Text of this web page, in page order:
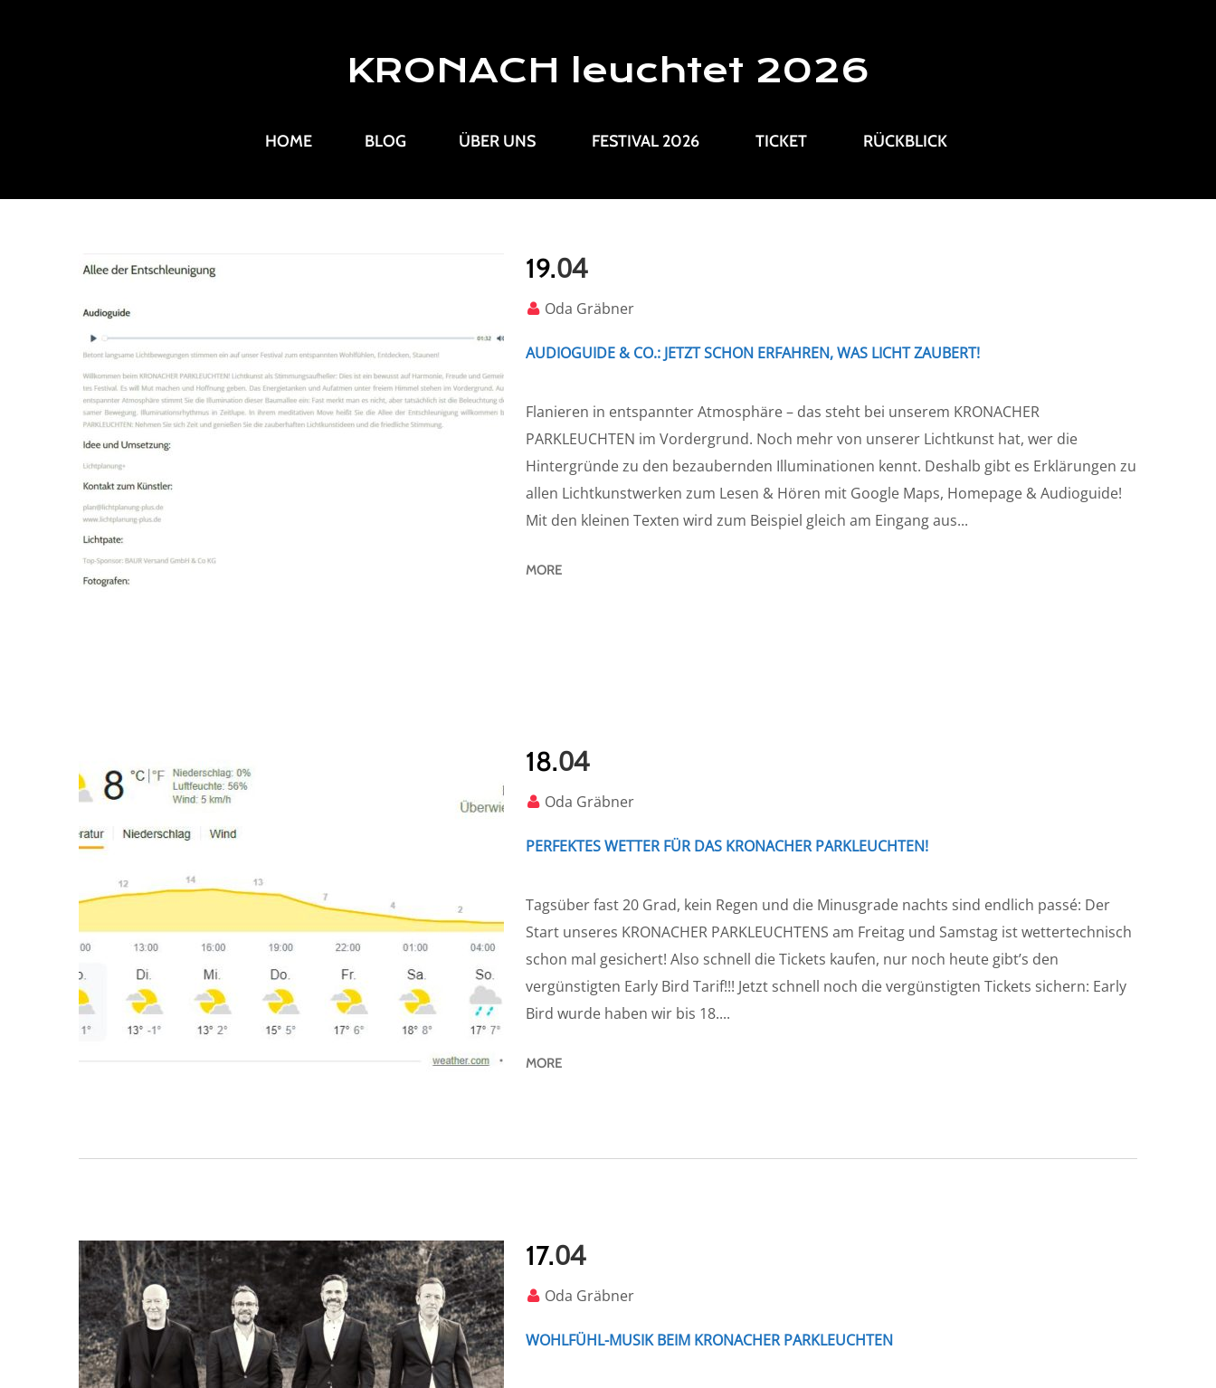
KRONACH leuchtet 2026
HOME BLOG ÜBER UNS FESTIVAL 2026 TICKET RÜCKBLICK
19.04
Oda Gräbner
AUDIOGUIDE & CO.: JETZT SCHON ERFAHREN, WAS LICHT ZAUBERT!
Flanieren in entspannter Atmosphäre – das steht bei unserem KRONACHER
PARKLEUCHTEN im Vordergrund. Noch mehr von unserer Lichtkunst hat, wer die
Hintergründe zu den bezaubernden Illuminationen kennt. Deshalb gibt es Erklärungen zu
allen Lichtkunstwerken zum Lesen & Hören mit Google Maps, Homepage & Audioguide!
Mit den kleinen Texten wird zum Beispiel gleich am Eingang aus...
MORE
18.04
Oda Gräbner
PERFEKTES WETTER FÜR DAS KRONACHER PARKLEUCHTEN!
Tagsüber fast 20 Grad, kein Regen und die Minusgrade nachts sind endlich passé: Der
Start unseres KRONACHER PARKLEUCHTENS am Freitag und Samstag ist wettertechnisch
schon mal gesichert! Also schnell die Tickets kaufen, nur noch heute gibt’s den
vergünstigten Early Bird Tarif!!! Jetzt schnell noch die vergünstigten Tickets sichern: Early
Bird wurde haben wir bis 18....
MORE
17.04
Oda Gräbner
WOHLFÜHL-MUSIK BEIM KRONACHER PARKLEUCHTEN